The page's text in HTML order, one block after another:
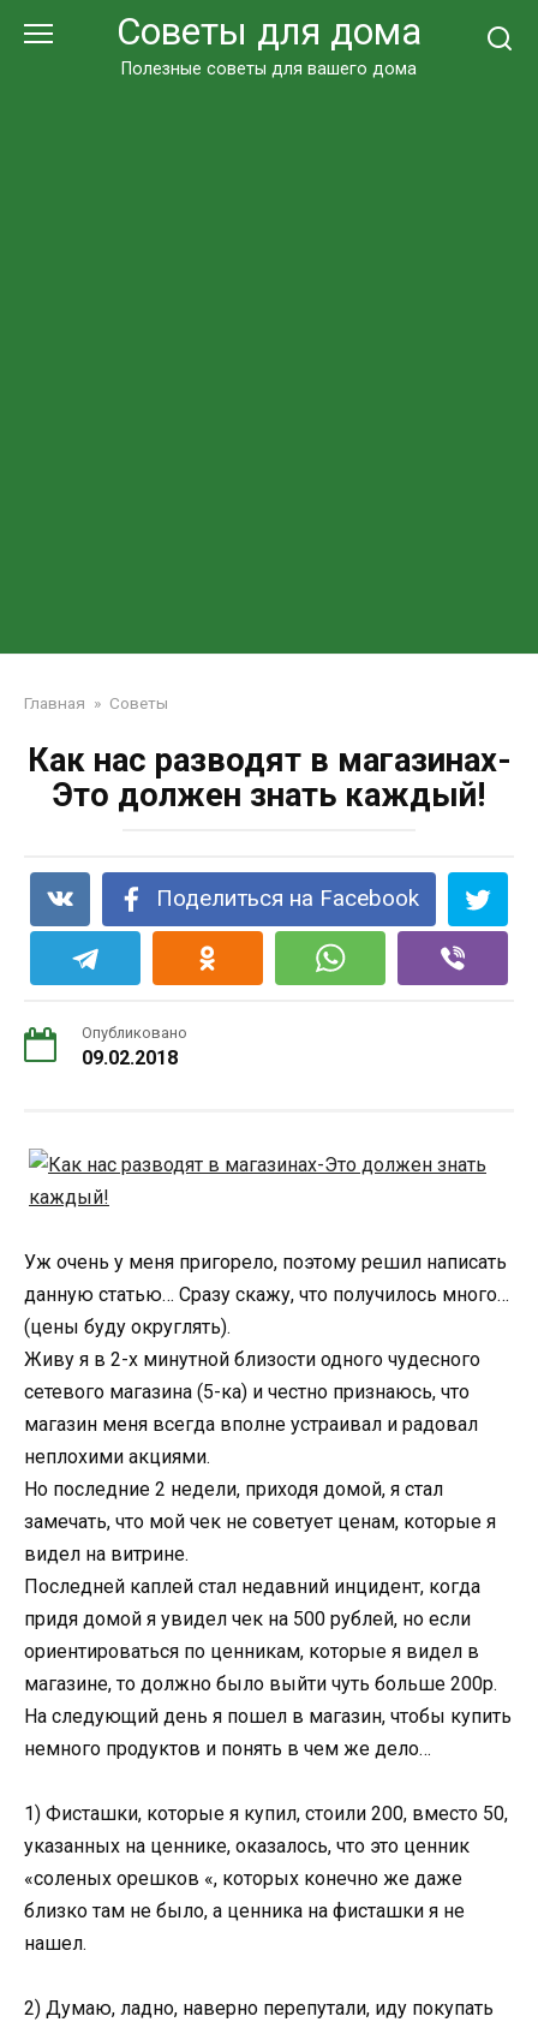
Советы для дома
Полезные советы для вашего дома
Главная » Советы
Как нас разводят в магазинах-
Это должен знать каждый!
Поделиться на Facebook
Опубликовано
09.02.2018
Уж очень у меня пригорело, поэтому решил написать
данную статью… Сразу скажу, что получилось много…
(цены буду округлять).
Живу я в 2-х минутной близости одного чудесного
сетевого магазина (5-ка) и честно признаюсь, что
магазин меня всегда вполне устраивал и радовал
неплохими акциями.
Но последние 2 недели, приходя домой, я стал
замечать, что мой чек не советует ценам, которые я
видел на витрине.
Последней каплей стал недавний инцидент, когда
придя домой я увидел чек на 500 рублей, но если
ориентироваться по ценникам, которые я видел в
магазине, то должно было выйти чуть больше 200р.
На следующий день я пошел в магазин, чтобы купить
немного продуктов и понять в чем же дело…
1) Фисташки, которые я купил, стоили 200, вместо 50,
указанных на ценнике, оказалось, что это ценник
«соленых орешков «, которых конечно же даже
близко там не было, а ценника на фисташки я не
нашел.
2) Думаю, ладно, наверно перепутали, иду покупать